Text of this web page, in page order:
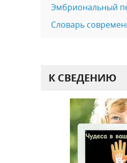
Эмбриональный
Словарь
К СВЕДЕНИЮ